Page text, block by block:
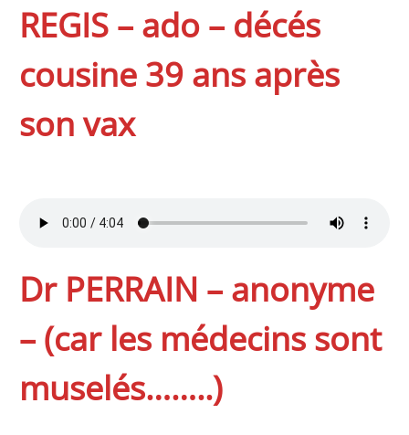
REGIS – ado – décés
cousine 39 ans après
son vax
Dr PERRAIN – anonyme
– (car les médecins sont
muselés……..)